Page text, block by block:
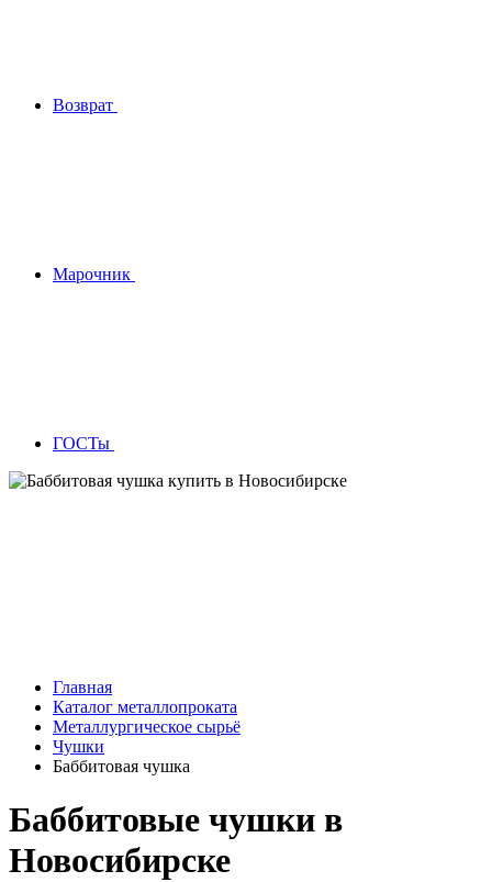
Возврат
Марочник
ГОСТы
Главная
Каталог металлопроката
Металлургическое сырьё
Чушки
Баббитовая чушка
Баббитовые чушки в
Новосибирске